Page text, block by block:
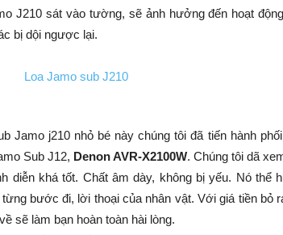
J210 sát vào tường, sẽ ảnh hưởng đến hoạt
bị dội ngược lại.
Jamo j210 nhỏ bé này chúng tôi đã tiến hành
Sub J12, Denon AVR-X2100W. Chúng tôi dã
diễn khá tốt. Chất âm dày, không bị yếu. Nó thể
bước đi, lời thoại của nhân vật. Với giá tiền bỏ
sẽ làm bạn hoàn toàn hài lòng.